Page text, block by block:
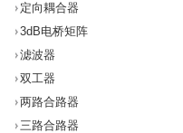
定向耦合器
3dB电桥矩阵
滤波器
双工器
两路合路器
三路合路器